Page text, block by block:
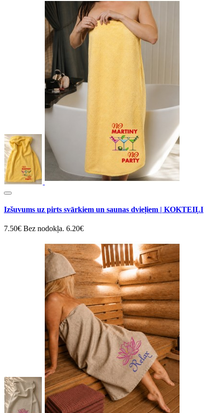
Izšuvums uz pirts svārkiem un saunas dvieļiem | KOKTEIĻI
7.50€ Bez nodokļa. 6.20€